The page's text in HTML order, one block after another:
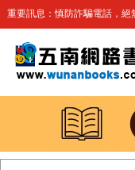
重要訊息：慎防詐騙電話，絕